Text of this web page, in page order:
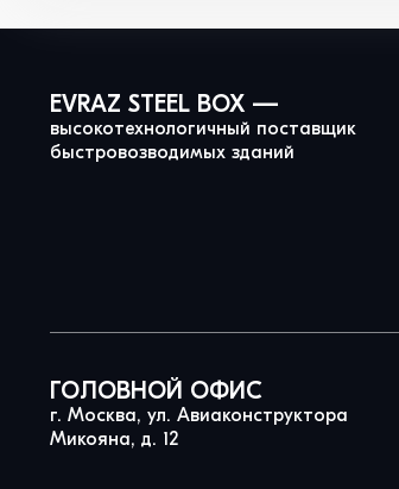
EVRAZ STEEL BOX —
высокотехнологичный поставщик
быстровозводимых зданий
ГОЛОВНОЙ ОФИС
г. Москва, ул. Авиаконструктора
Микояна, д. 12